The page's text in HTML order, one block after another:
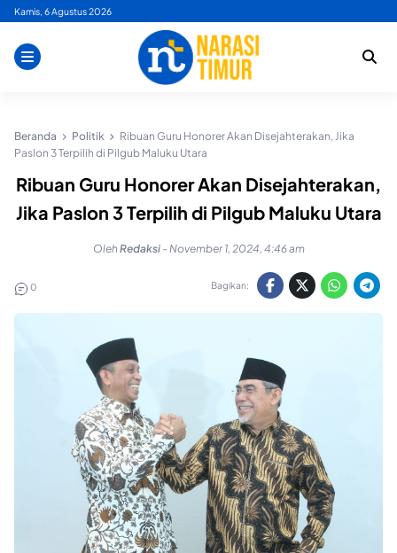
Skip
content
Kamis, 6 Agustus 2026
Beranda Politik
Ribuan Guru Honorer Akan Disejahterakan, Jika
Paslon 3 Terpilih di Pilgub Maluku Utara
Ribuan Guru Honorer Akan Disejahterakan,
Jika Paslon 3 Terpilih di Pilgub Maluku Utara
OlehRedaksi - November 1, 2024, 4:46 am
0 Bagikan: